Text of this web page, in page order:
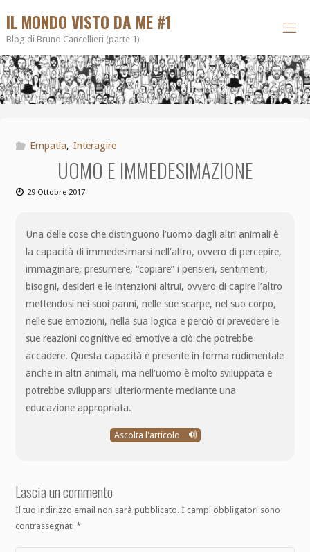
IL MONDO VISTO DA ME #1
Blog di Bruno Cancellieri (parte 1)
Empatia, Interagire
UOMO E IMMEDESIMAZIONE
29 Ottobre 2017
Una delle cose che distinguono l’uomo dagli altri animali è
la capacità di immedesimarsi nell’altro, ovvero di percepire,
immaginare, presumere, “copiare” i pensieri, sentimenti,
bisogni, desideri e le intenzioni altrui, ovvero di capire l’altro
mettendosi nei suoi panni, nelle sue scarpe, nel suo corpo,
nelle sue emozioni, nella sua logica e perciò di prevedere le
sue reazioni cognitive ed emotive a ciò che potrebbe
accadere. Questa capacità è presente in forma rudimentale
anche in altri animali, ma nell’uomo è molto sviluppata e
potrebbe svilupparsi ulteriormente mediante una
educazione appropriata.
Ascolta l'articolo
Lascia un commento
Il tuo indirizzo email non sarà pubblicato. I campi obbligatori sono
contrassegnati*